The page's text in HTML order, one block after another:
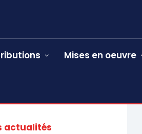
Mises en oeuvre
actualités